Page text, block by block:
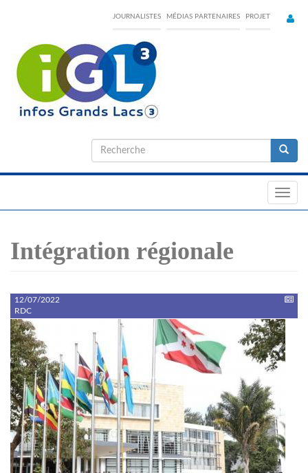
content
JOURNALISTES MÉDIAS PARTENAIRES PROJET
Formulaire
de
Intégration régionale
12/07/2022
RDC